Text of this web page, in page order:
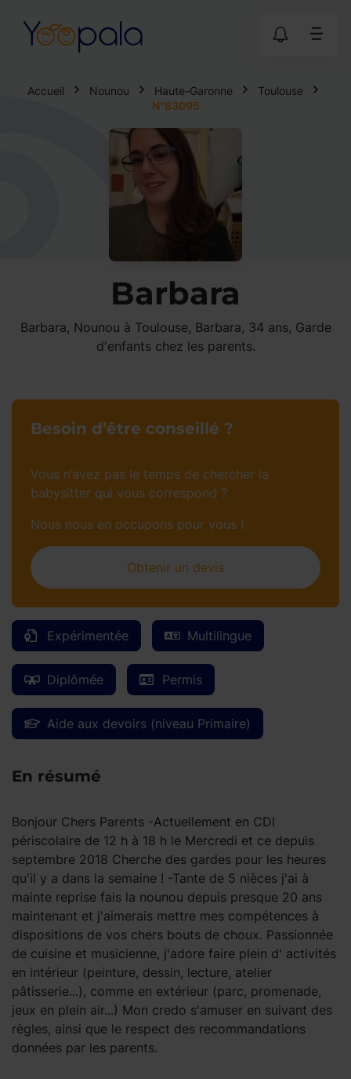
Accueil Nounou Haute-Garonne
Toulouse
N°83095
Barbara
Barbara, Nounou à Toulouse, Barbara, 34 ans, Garde
d'enfants chez les parents.
Expérimentée Multilingue
Diplômée Permis
Aide aux devoirs (niveau Primaire)
En résumé
Bonjour Chers Parents -Actuellement en CDI
périscolaire de 12 h à 18 h le Mercredi et ce depuis
septembre 2018 Cherche des gardes pour les heures
qu'il y a dans la semaine ! -Tante de 5 nièces j'ai à
mainte reprise fais la nounou depuis presque 20 ans
maintenant et j'aimerais mettre mes compétences à
dispositions de vos chers bouts de choux. Passionnée
de cuisine et musicienne, j'adore faire plein d' activités
en intérieur (peinture, dessin, lecture, atelier
pâtisserie...), comme en extérieur (parc, promenade,
jeux en plein air...) Mon credo s'amuser en suivant des
règles, ainsi que le respect des recommandations
données par les parents.
Besoin d’être conseillé ?
Vous n’avez pas le temps de chercher la
babysitter qui vous correspond ?
Nous nous en occupons pour vous !
Obtenir un devis